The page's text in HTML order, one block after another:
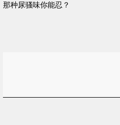
那种尿骚味你能忍？